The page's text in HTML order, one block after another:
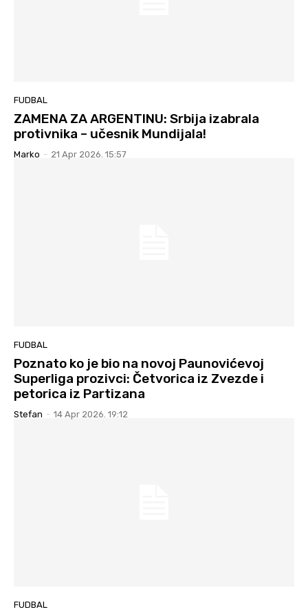
FUDBAL
ZAMENA ZA ARGENTINU: Srbija izabrala
protivnika – učesnik Mundijala!
Marko - 21 Apr 2026. 15:57
FUDBAL
Poznato ko je bio na novoj Paunovićevoj
Superliga prozivci: Četvorica iz Zvezde i
petorica iz Partizana
Stefan - 14 Apr 2026. 19:12
FUDBAL